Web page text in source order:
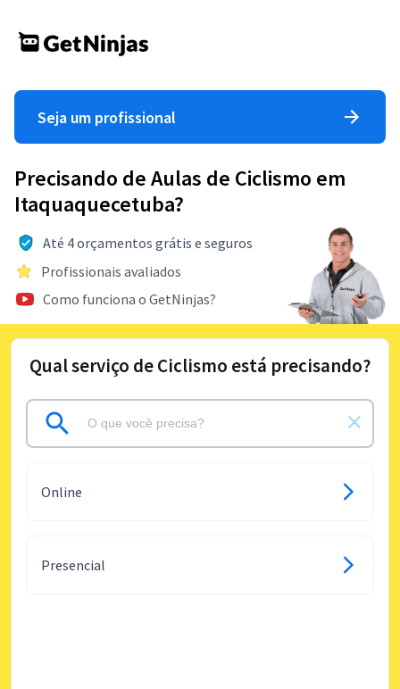
Seja um profissional
Precisando de Aulas de Ciclismo em
Itaquaquecetuba?
Até 4 orçamentos grátis e seguros
Profissionais avaliados
Como funciona o GetNinjas?
Qual serviço de Ciclismo está precisando?
Online
Presencial